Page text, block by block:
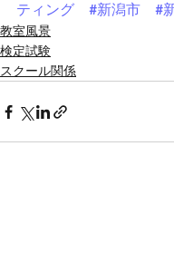
ティング
#新潟市 #
教室風景
検定試験
スクール関係